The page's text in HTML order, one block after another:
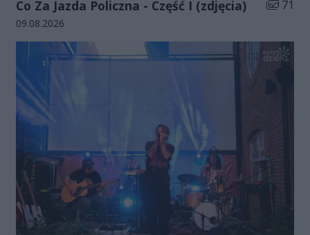
Co Za Jazda Policzna - Część I (zdjęcia) Liczba
71
Data dodania galerii:
09.08.2026